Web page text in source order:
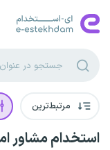
مرتبط‌ترین
استخدام مشاور